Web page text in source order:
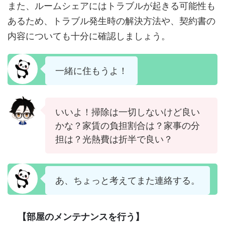
また、ルームシェアにはトラブルが起きる可能性も
あるため、トラブル発生時の解決方法や、契約書の
内容についても十分に確認しましょう。
一緒に住もうよ！
いいよ！掃除は一切しないけど良い
かな？家賃の負担割合は？家事の分
担は？光熱費は折半で良い？
あ、ちょっと考えてまた連絡する。
【部屋のメンテナンスを行う】